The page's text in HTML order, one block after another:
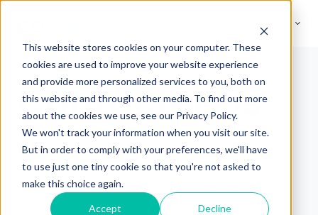
This website stores cookies on your computer. These
cookies are used to improve your website experience
and provide more personalized services to you, both on
this website and through other media. To find out more
about the cookies we use, see our Privacy Policy.
We won't track your information when you visit our site.
But in order to comply with your preferences, we'll have
to use just one tiny cookie so that you're not asked to
make this choice again.
Accept Decline
Contáctenos
¿Necesita más información sobre nuestros
productos? Utilice el siguiente formulario
para ponerse en contacto con nosotros.